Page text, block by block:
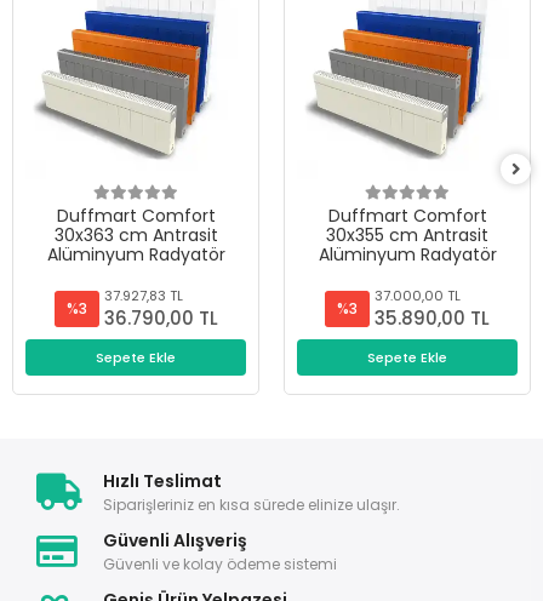
Duffmart Comfort
30x363 cm Antrasit
Alüminyum Radyatör
%3
37.927,83 TL
36.790,00 TL
Sepete Ekle
Duffmart Comfort
30x355 cm Antrasit
Alüminyum Radyatör
%3
37.000,00 TL
35.890,00 TL
Sepete Ekle
Hızlı Teslimat
Siparişleriniz en kısa sürede elinize ulaşır.
Güvenli Alışveriş
Güvenli ve kolay ödeme sistemi